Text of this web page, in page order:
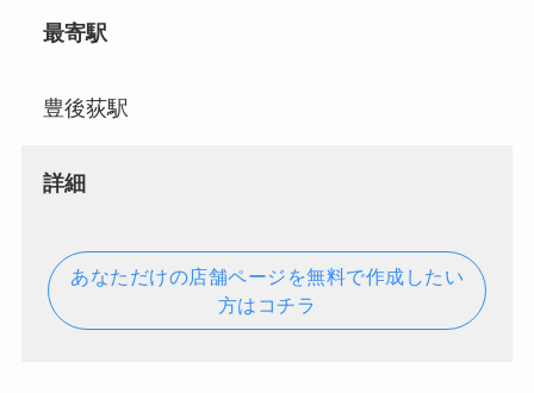
最寄駅
豊後荻駅
詳細
あなただけの店舗ページを無料で作成したい
方はコチラ